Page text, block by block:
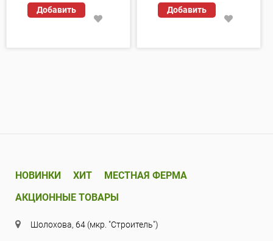
Добавить
Добавить
НОВИНКИ ХИТ
МЕСТНАЯ ФЕРМА
АКЦИОННЫЕ ТОВАРЫ
Шолохова, 64 (мкр. "Строитель")